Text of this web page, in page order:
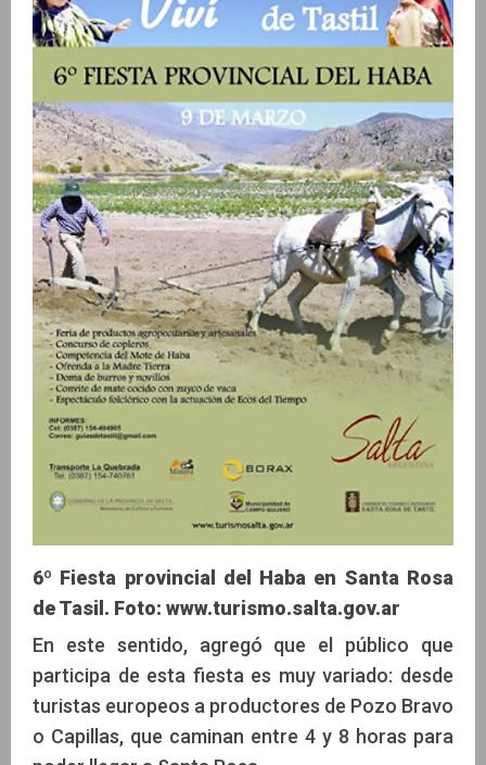
6º Fiesta provincial del Haba en Santa Rosa
de Tasil. Foto: www.turismo.salta.gov.ar
En este sentido, agregó que el público que
participa de esta fiesta es muy variado: desde
turistas europeos a productores de Pozo Bravo
o Capillas, que caminan entre 4 y 8 horas para